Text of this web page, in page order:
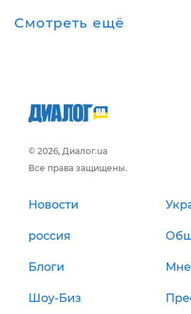
Смотреть ещё
© 2026, Диалог.ua
Все права защищены.
Новости
россия
Блоги
Шоу-Биз